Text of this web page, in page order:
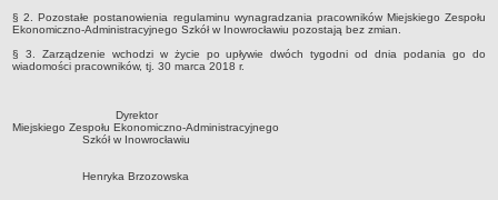
Zarządzenia 2023
Zarządzenia 2024
Zarządzenia 2026
Kontrola zarządcza
Sprawozdania finansowe
§ 2. Pozostałe postanowienia regulaminu wynagradzania pracowników Miejskiego Zespołu
Ekonomiczno-Administracyjnego Szkół w Inowrocławiu pozostają bez zmian.
§ 3. Zarządzenie wchodzi w życie po upływie dwóch tygodni od dnia podania go do
wiadomości pracowników, tj. 30 marca 2018 r.
Dyrektor
Miejskiego Zespołu Ekonomiczno-Administracyjnego
Szkół w Inowrocławiu
Henryka Brzozowska